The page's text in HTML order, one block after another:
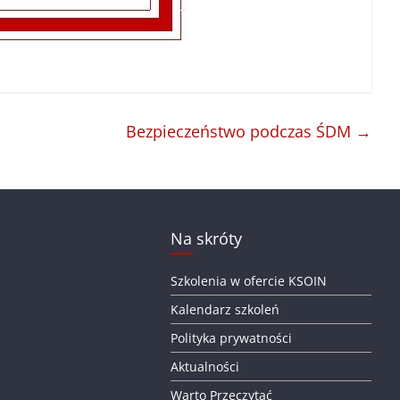
Bezpieczeństwo podczas ŚDM →
Na skróty
Szkolenia w ofercie KSOIN
Kalendarz szkoleń
Polityka prywatności
Aktualności
Warto Przeczytać